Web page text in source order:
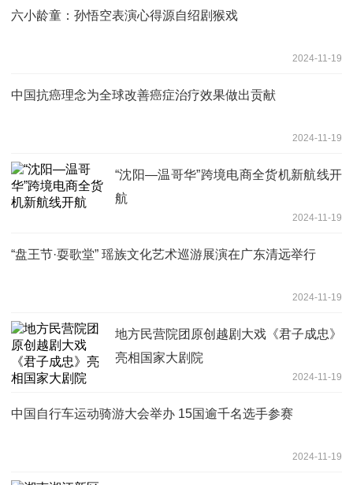
六小龄童：孙悟空表演心得源自绍剧猴戏
2024-11-19
中国抗癌理念为全球改善癌症治疗效果做出贡献
2024-11-19
“沈阳—温哥华”跨境电商全货机新航线开
航
2024-11-19
“盘王节·耍歌堂” 瑶族文化艺术巡游展演在广东清远举行
2024-11-19
地方民营院团原创越剧大戏《君子成忠》
亮相国家大剧院
2024-11-19
中国自行车运动骑游大会举办 15国逾千名选手参赛
2024-11-19